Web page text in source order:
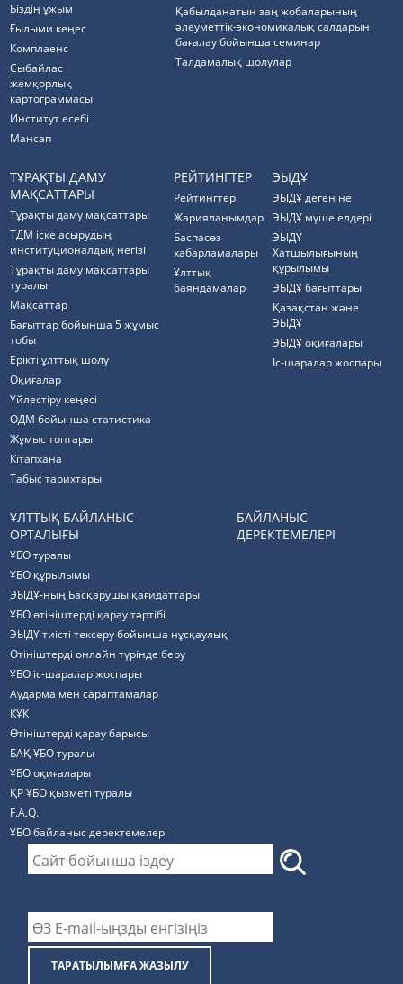
Біздің ұжым
Ғылыми кеңес
Комплаенс
Cыбайлас
жемқорлық
картограммасы
Институт есебі
Мансап
Қабылданатын заң жобаларының
әлеуметтік-экономикалық салдарын
бағалау бойынша семинар
Талдамалық шолулар
ТҰРАҚТЫ ДАМУ
МАҚСАТТАРЫ
Тұрақты даму мақсаттары
ТДМ іске асырудың
институционалдық негізі
Тұрақты даму мақсаттары
туралы
Мақсаттар
Бағыттар бойынша 5 жұмыс
тобы
Ерікті ұлттық шолу
Оқиғалар
Үйлестіру кеңесі
ОДМ бойынша статистика
Жұмыс топтары
Кітапхана
Табыс тарихтары
РЕЙТИНГТЕР
Рейтингтер
Жарияланымдар
Баспасөз
хабарламалары
Ұлттық
баяндамалар
ЭЫДҰ
ЭЫДҰ деген не
ЭЫДҰ мүше елдері
ЭЫДҰ
Хатшылығының
құрылымы
ЭЫДҰ бағыттары
Қазақстан және
ЭЫДҰ
ЭЫДҰ оқиғалары
Іс-шаралар жоспары
ҰЛТТЫҚ БАЙЛАНЫС
ОРТАЛЫҒЫ
ҰБО туралы
ҰБО құрылымы
ЭЫДҰ-ның Басқарушы қағидаттары
ҰБО өтініштерді қарау тәртібі
ЭЫДҰ тиісті тексеру бойынша нұсқаулық
Өтініштерді онлайн түрінде беру
ҰБО іс-шаралар жоспары
Аударма мен сараптамалар
КҰК
Өтініштерді қарау барысы
БАҚ ҰБО туралы
ҰБО оқиғалары
ҚР ҰБО қызметі туралы
F.A.Q.
ҰБО байланыс деректемелерi
БАЙЛАНЫС
ДЕРЕКТЕМЕЛЕРІ
ТАРАТЫЛЫМҒА ЖАЗЫЛУ